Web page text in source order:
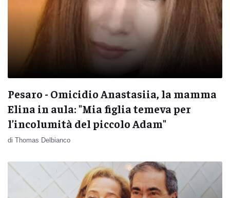
Pesaro - Omicidio Anastasiia, la mamma
Elina in aula: "Mia figlia temeva per
l’incolumità del piccolo Adam"
di Thomas Delbianco